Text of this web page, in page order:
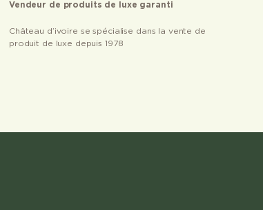
Vendeur de produits de luxe garanti
Château d’ivoire se spécialise dans la vente de
produit de luxe depuis 1978